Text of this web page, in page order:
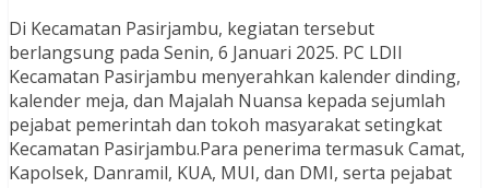
Di Kecamatan Pasirjambu, kegiatan tersebut
berlangsung pada Senin, 6 Januari 2025. PC LDII
Kecamatan Pasirjambu menyerahkan kalender dinding,
kalender meja, dan Majalah Nuansa kepada sejumlah
pejabat pemerintah dan tokoh masyarakat setingkat
Kecamatan Pasirjambu.Para penerima termasuk Camat,
Kapolsek, Danramil, KUA, MUI, dan DMI, serta pejabat